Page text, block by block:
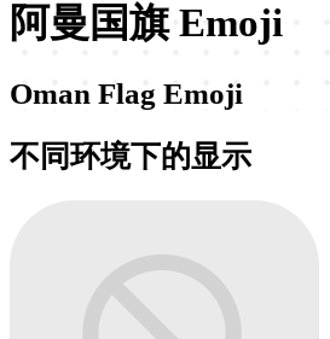
阿曼国旗 Emoji
Oman Flag Emoji
不同环境下的显示